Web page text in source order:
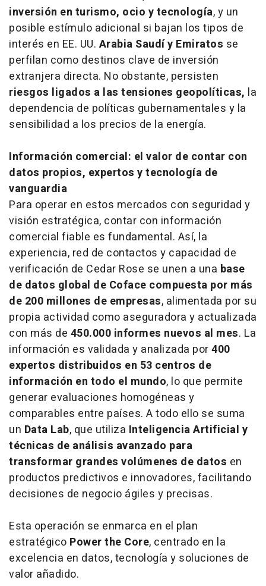
inversión en turismo, ocio y tecnología, y un
posible estímulo adicional si bajan los tipos de
interés en EE. UU. Arabia Saudí y Emiratos se
perfilan como destinos clave de inversión
extranjera directa. No obstante, persisten
riesgos ligados a las tensiones geopolíticas, la
dependencia de políticas gubernamentales y la
sensibilidad a los precios de la energía.
Información comercial: el valor de contar con
datos propios, expertos y tecnología de
vanguardia
Para operar en estos mercados con seguridad y
visión estratégica, contar con información
comercial fiable es fundamental. Así, la
experiencia, red de contactos y capacidad de
verificación de Cedar Rose se unen a una base
de datos global de Coface compuesta por más
de 200 millones de empresas, alimentada por su
propia actividad como aseguradora y actualizada
con más de 450.000 informes nuevos al mes. La
información es validada y analizada por400
expertos distribuidos en 53 centros de
información en todo el mundo, lo que permite
generar evaluaciones homogéneas y
comparables entre países. A todo ello se suma
un Data Lab, que utiliza Inteligencia Artificial y
técnicas de análisis avanzado para
transformar grandes volúmenes de datos en
productos predictivos e innovadores, facilitando
decisiones de negocio ágiles y precisas.
Esta operación se enmarca en el plan
estratégico Power the Core, centrado en la
excelencia en datos, tecnología y soluciones de
valor añadido.